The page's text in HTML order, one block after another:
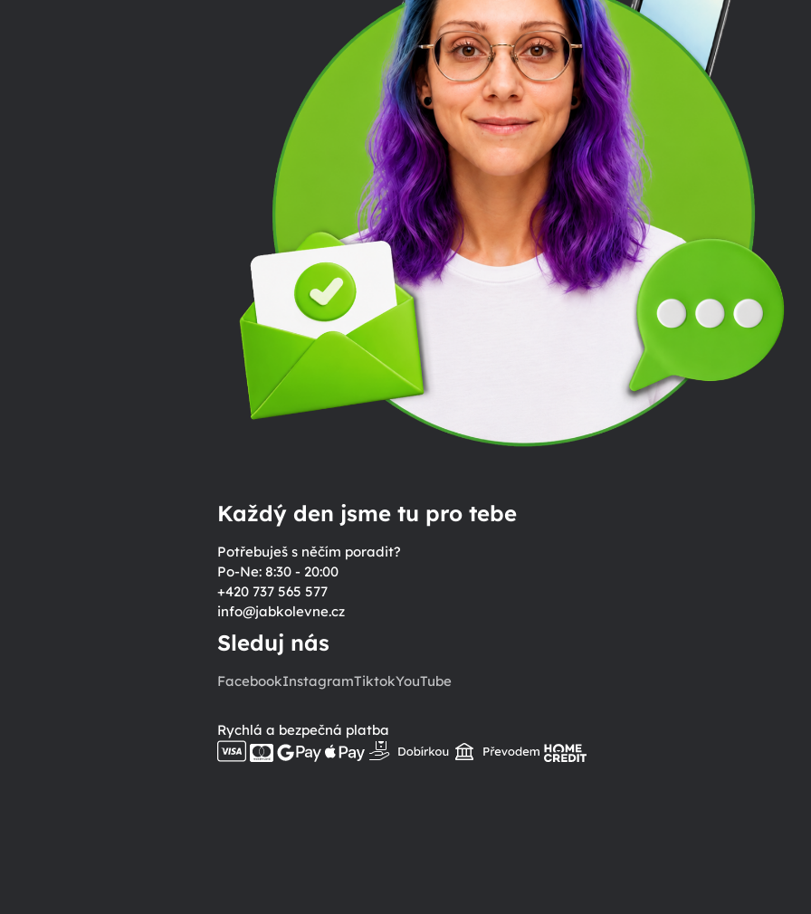
Každý den jsme tu pro tebe
Potřebuješ s něčím poradit?
Po-Ne: 8:30 - 20:00
+420 737 565 577
info@jabkolevne.cz
Sleduj nás
FacebookInstagramTiktokYouTube
Rychlá a bezpečná platba